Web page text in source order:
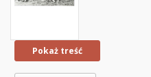
Pokaż treść